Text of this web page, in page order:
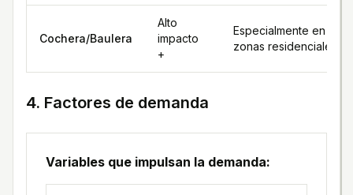
Cochera/Baulera
Alto
impacto
+
Especialmente en
zonas residenciales
4. Factores de demanda
Variables que impulsan la demanda: